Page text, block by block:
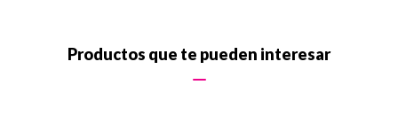
Productos que te pueden interesar